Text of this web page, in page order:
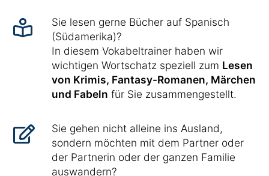
Sie lesen gerne Bücher auf Spanisch
(Südamerika)?
In diesem Vokabeltrainer haben wir
wichtigen Wortschatz speziell zum Lesen
von Krimis, Fantasy-Romanen, Märchen
und Fabeln für Sie zusammengestellt.
Sie gehen nicht alleine ins Ausland,
sondern möchten mit dem Partner oder
der Partnerin oder der ganzen Familie
auswandern?